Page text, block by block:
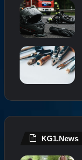
KG1.News